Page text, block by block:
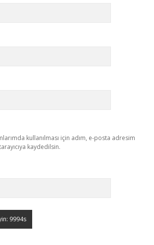
kullanılması için adım, e-posta adresim
kaydedilsin.